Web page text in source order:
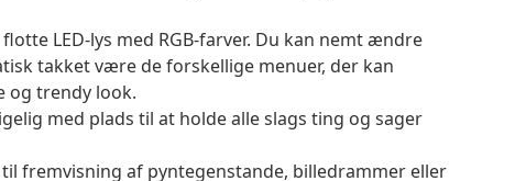
LED-lys med RGB-farver. Du kan nemt ændre
takket være de forskellige menuer, der kan
og trendy look.
med plads til at holde alle slags ting og sager
fremvisning af pyntegenstande, billedrammer eller